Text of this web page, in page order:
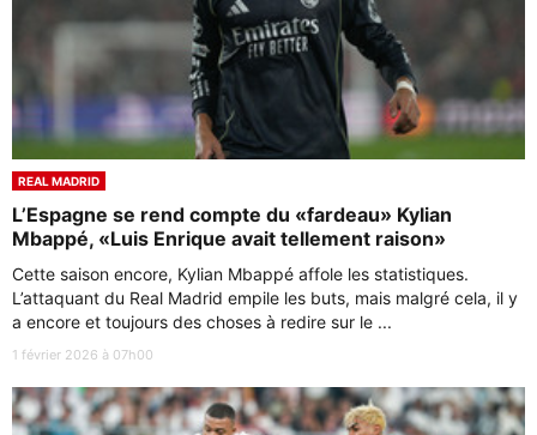
REAL MADRID
L’Espagne se rend compte du «fardeau» Kylian
Mbappé, «Luis Enrique avait tellement raison»
Cette saison encore, Kylian Mbappé affole les statistiques.
L’attaquant du Real Madrid empile les buts, mais malgré cela, il y
a encore et toujours des choses à redire sur le ...
1 février 2026 à 07h00